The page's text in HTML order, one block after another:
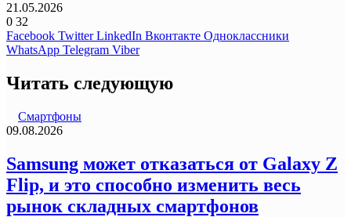
21.05.2026
0 32
Facebook Twitter LinkedIn Вконтакте Одноклассники
WhatsApp Telegram Viber
Читать следующую
Смартфоны
09.08.2026
Samsung может отказаться от Galaxy Z
Flip, и это способно изменить весь
рынок складных смартфонов